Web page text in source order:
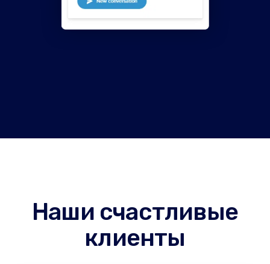
Наши счастливые
клиенты